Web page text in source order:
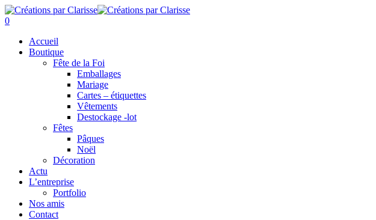
0
Accueil
Boutique
Fête de la Foi
Emballages
Mariage
Cartes – étiquettes
Vêtements
Destockage -lot
Fêtes
Pâques
Noël
Décoration
Actu
L’entreprise
Portfolio
Nos amis
Contact